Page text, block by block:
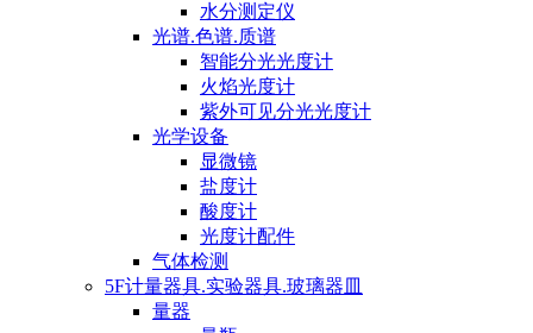
水分测定仪
光谱.色谱.质谱
智能分光光度计
火焰光度计
紫外可见分光光度计
光学设备
显微镜
盐度计
酸度计
光度计配件
气体检测
5F计量器具.实验器具.玻璃器皿
量器